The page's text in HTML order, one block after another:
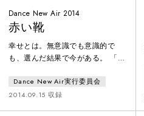
Dance New Air 2014
赤い靴
幸せとは。無意識でも意識的で
も、選んだ結果で今がある。 「赤
生。「赤い靴」を履かずにいられ
ない欲望の源は、何にあるのか、
Dance New Air実行委員会
2014.09.15 収録